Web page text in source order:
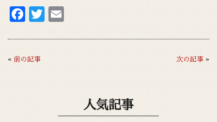
F
b
T
« 前の記事 次の記事 »
人気記事